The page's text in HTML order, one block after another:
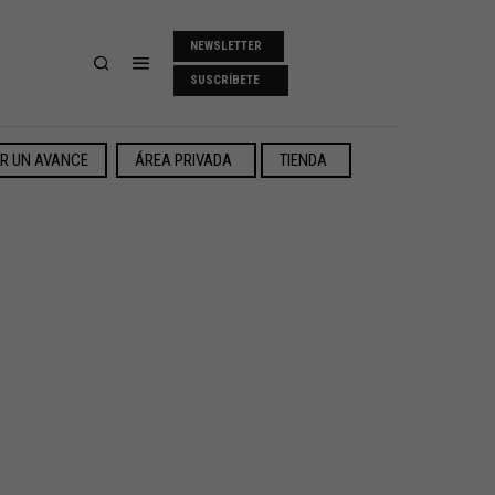
NEWSLETTER
SUSCRÍBETE
UN AVANCE ÁREA PRIVADA TIENDA